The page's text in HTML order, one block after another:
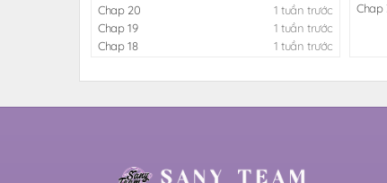
Chap 20
1 tuần trước
Chap 19
1 tuần trước
Chap 18
1 tuần trước
Chap